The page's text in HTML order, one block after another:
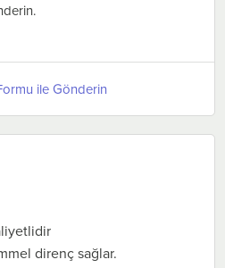
ile Gönderin
direnç sağlar.